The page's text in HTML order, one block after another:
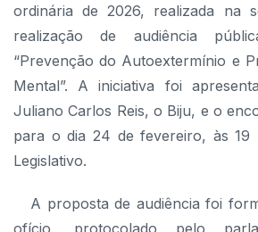
ordinária de 2026, realizada na
realização de audiência
“Prevenção do Autoextermínio e
Mental”. A iniciativa foi
Juliano Carlos Reis, o Biju, e o
para o dia 24 de fevereiro, às 19
Legislativo.
A proposta de audiência foi
ofício, protocolado pelo